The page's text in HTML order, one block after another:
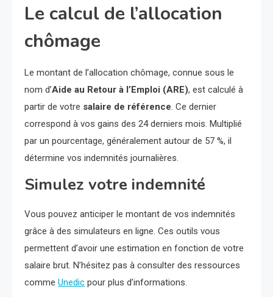
Le calcul de l’allocation
chômage
Le montant de l’allocation chômage, connue sous le
nom d’Aide au Retour à l’Emploi (ARE), est calculé à
partir de votre salaire de référence . Ce dernier
correspond à vos gains des 24 derniers mois. Multiplié
par un pourcentage, généralement autour de 57 %, il
détermine vos indemnités journalières.
Simulez votre indemnité
Vous pouvez anticiper le montant de vos indemnités
grâce à des simulateurs en ligne. Ces outils vous
permettent d’avoir une estimation en fonction de votre
salaire brut. N’hésitez pas à consulter des ressources
comme Unedic pour plus d’informations.